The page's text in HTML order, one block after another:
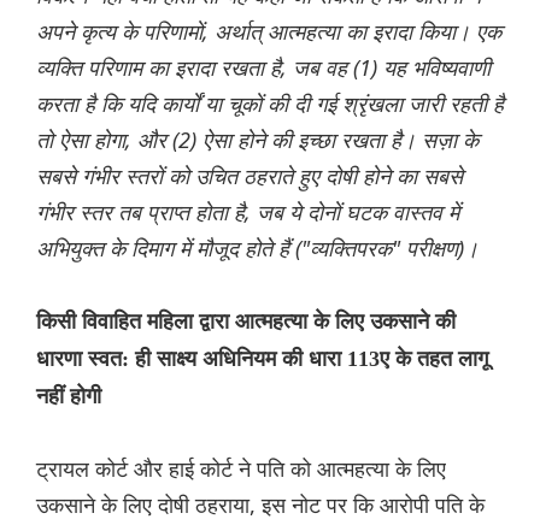
अपने कृत्य के परिणामों, अर्थात् आत्महत्या का इरादा किया। एक
व्यक्ति परिणाम का इरादा रखता है, जब वह (1) यह भविष्यवाणी
करता है कि यदि कार्यों या चूकों की दी गई श्रृंखला जारी रहती है
तो ऐसा होगा, और (2) ऐसा होने की इच्छा रखता है। सज़ा के
सबसे गंभीर स्तरों को उचित ठहराते हुए दोषी होने का सबसे
गंभीर स्तर तब प्राप्त होता है, जब ये दोनों घटक वास्तव में
अभियुक्त के दिमाग में मौजूद होते हैं ("व्यक्तिपरक" परीक्षण)।
किसी विवाहित महिला द्वारा आत्महत्या के लिए उकसाने की
धारणा स्वत: ही साक्ष्य अधिनियम की धारा 113ए के तहत लागू
नहीं होगी
ट्रायल कोर्ट और हाई कोर्ट ने पति को आत्महत्या के लिए
उकसाने के लिए दोषी ठहराया, इस नोट पर कि आरोपी पति के